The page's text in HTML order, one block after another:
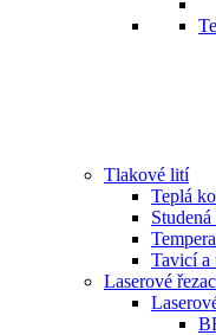
Tlakové lití
Teplá
Tavicí a
Laserové